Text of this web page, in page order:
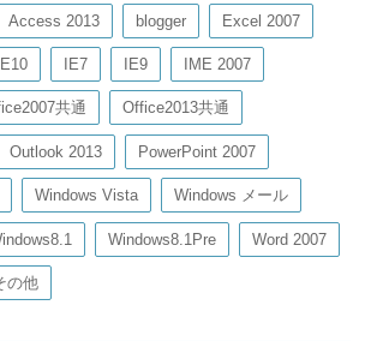
Access 2013 blogger Excel 2007
IE7 IE9 IME 2007
共通 Office2013共通
Outlook 2013 PowerPoint 2007
Windows Vista Windows メール
Windows8.1Pre Word 2007
の他